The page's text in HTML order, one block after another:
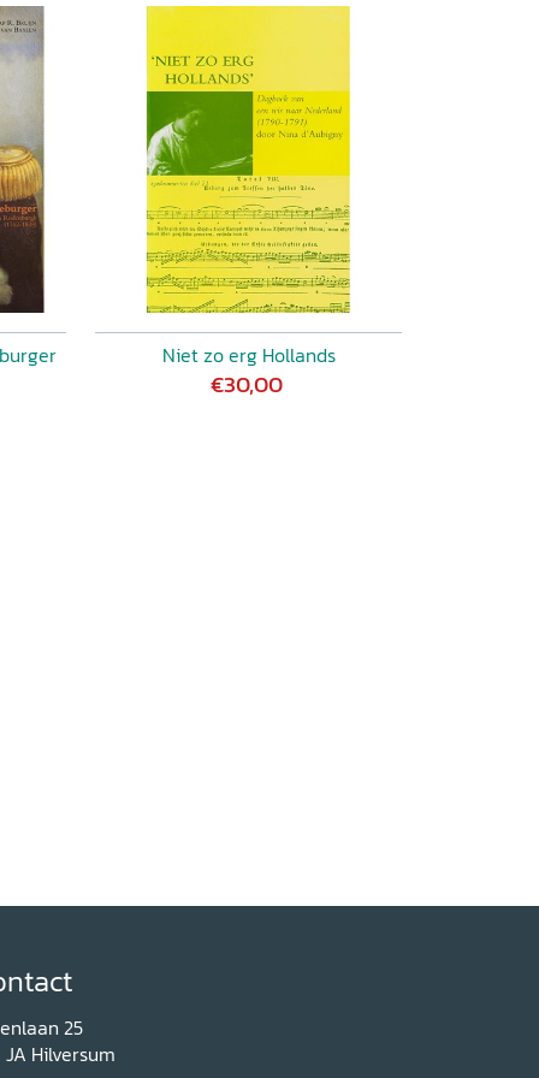
Niet zo erg Hollands
€30,00
25
JA Hilversum